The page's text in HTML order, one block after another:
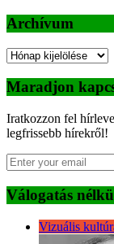
Archívum
Archívum
Maradjon
Iratkozzon fel
legfrissebb hírekről!
Válogatás
Vizuális